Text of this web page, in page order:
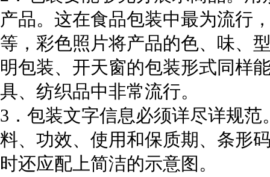
产品。这在食品包装中最为流行
等，彩色照片将产品的色、味、
明包装、开天窗的包装形式同样
具、纺织品中非常流行。
3．包装文字信息必须详尽详规
料、功效、使用和保质期、条形
时还应配上简洁的示意图。